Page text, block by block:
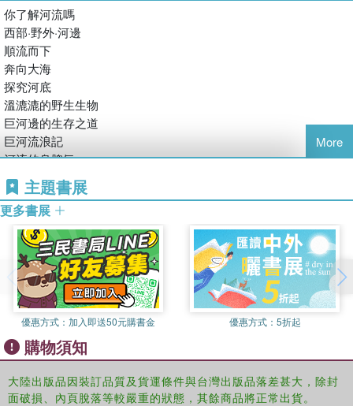
你了解河流嗎
西部·野外·河邊
順流而下
奔向大海
探究河底
溫漉漉的野生生物
巨河邊的生存之道
巨河流浪記
河流的臭脾氣
對河流的反抗
安全隱患
三角幾何
你與你的幾何工具箱
將功補過
杰出的畫作
雕蟲小技
被禁止的按鈕
正弦超人與余弦女孩
第十三洞三角挑戰賽
極微角度與超大三角形
More
主題書展
更多書展
優惠方式： 加入即送50元購書金 優惠方式： 5折起
購物須知
大陸出版品因裝訂品質及貨運條件與台灣出版品落差甚大，除封
面破損、內頁脫落等較嚴重的狀態，其餘商品將正常出貨。